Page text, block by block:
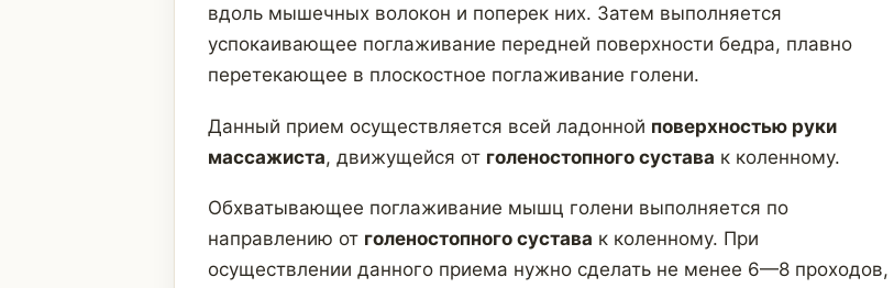
вдоль мышечных волокон и поперек них. Затем выполняется
успокаивающее поглаживание передней поверхности бедра, плавно
перетекающее в плоскостное поглаживание голени.
Данный прием осуществляется всей ладонной поверхностью руки
массажиста, движущейся от голеностопного сустава к коленному.
Обхватывающее поглаживание мышц голени выполняется по
направлению от голеностопного сустава к коленному. При
осуществлении данного приема нужно сделать не менее 6—8 проходов,